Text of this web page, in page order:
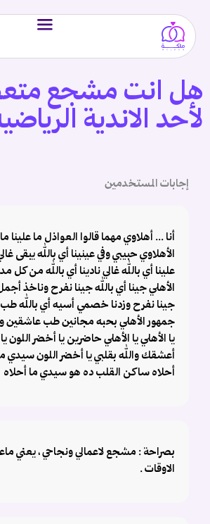
هل انت مشجع
لأحد الاندية
إجابات المستخدمين
أنا ... أهلاوي مهما قالوا العواذل ما علينا
الأهلاوي حبيبي وفي عينينا أي بالله يبقى
علينا أي بالله غالي نادينا أي بالله من كل
الأهلي جينا أي بالله جينا نفرح وناخذ
جينا نفرح وزدنا خصمي أسيه أي بالله
جمهور الأهلي بحبه مجانين طب عاشقين
يا الأهلي يا الأهلي حاضرين يا أخضر اللون
أعشقك والله بقلبي يا أخضر اللون سيدي
أحلاه ساكن القلب ده هو سيدي ما أحلاه
بصراحة : مشجع لاعمالي ونجاحي ، يعني
الاوقات .